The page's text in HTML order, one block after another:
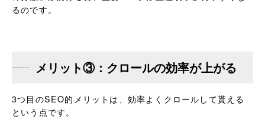
るのです。
メリット③：クロールの効率が上がる
3つ目のSEO的メリットは、効率よくクロールして貰える
という点です。